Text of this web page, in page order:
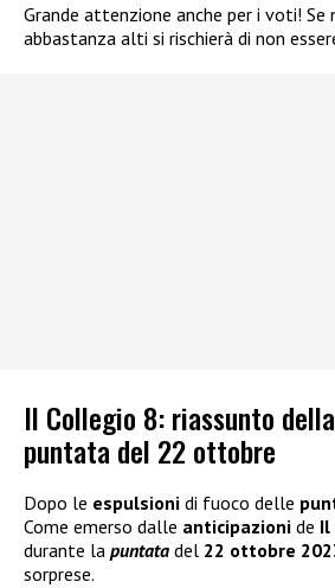
Grande attenzione anche per i voti! Se
abbastanza alti si rischierà di non
Il Collegio 8: riassunto
puntata del 22 ottobre
Dopo le espulsioni di fuoco delle
Come emerso dalle anticipazioni de Il
durante la puntata del 22 ottobre
sorprese.